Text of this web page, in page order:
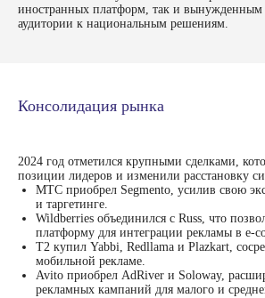
иностранных платформ, так и вынужденным
аудитории к национальным решениям.
Консолидация рынка
2024 год отметился крупными сделками,
позиции лидеров и изменили расстановку
МТС приобрел Segmento, усилив свою
и таргетинге.
Wildberries объединился с Russ, что
платформу для интеграции рекламы в e-
Т2 купил Yabbi, Redllama и Plazkart,
мобильной рекламе.
Avito приобрел AdRiver и Soloway,
рекламных кампаний для малого и